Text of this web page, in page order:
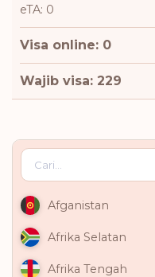
eTA: 0
Visa online: 0
Wajib visa: 229
Afganistan
Afrika Selatan
Afrika Tengah